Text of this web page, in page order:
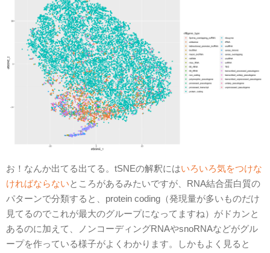
お！なんか出てる出てる。tSNEの解釈にはいろいろ気をつけな
ければならないところがあるみたいですが、RNA結合蛋白質の
パターンで分類すると、protein coding（発現量が多いものだけ
見てるのでこれが最大のグループになってますね）がドカンと
あるのに加えて、ノンコーディングRNAやsnoRNAなどがグル
ープを作っている様子がよくわかります。しかもよく見ると